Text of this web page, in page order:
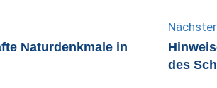
Naturdenkmale in
des